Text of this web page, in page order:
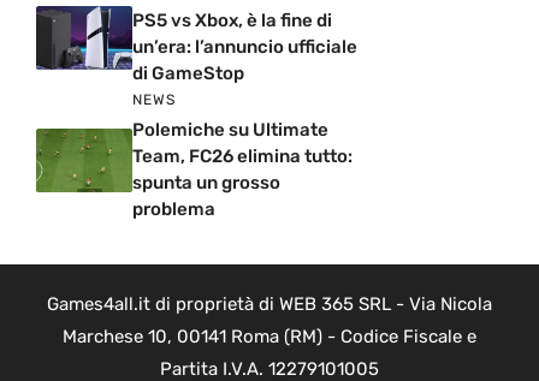
PS5 vs Xbox, è la fine di
un’era: l’annuncio ufficiale
di GameStop
NEWS
Polemiche su Ultimate
Team, FC26 elimina tutto:
spunta un grosso
problema
Games4all.it di proprietà di WEB 365 SRL - Via Nicola
Marchese 10, 00141 Roma (RM) - Codice Fiscale e
Partita I.V.A. 12279101005